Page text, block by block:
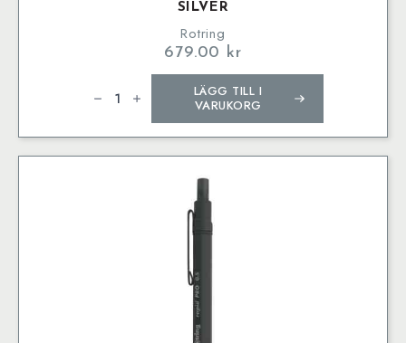
SILVER
Rotring
679.00 kr
Rapid
Pro
mm
Silver
LÄGG TILL I
VARUKORG